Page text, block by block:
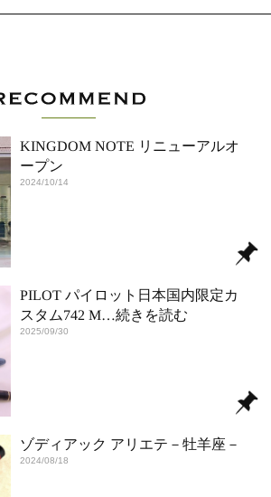
KINGDOM NOTE リニューアルオ
ープン
2024/10/14
PILOT パイロット日本国内限定カ
スタム742 M…続きを読む
2025/09/30
ゾディアック アリエテ－牡羊座－
2024/08/18